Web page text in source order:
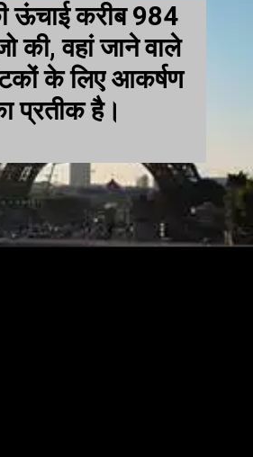
ऊंचाई करीब 984
की, वहां जाने वाले
के लिए आकर्षण
प्रतीक है।